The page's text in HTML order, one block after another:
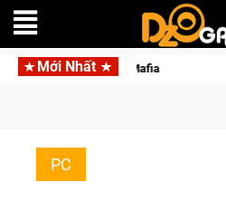
Mới Nhất
trong Cat Mafia
PC